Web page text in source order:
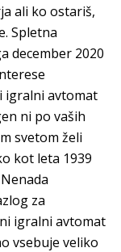
ali ko ostariš,
Spletna
december 2020
igralni avtomat
ni po vaših
svetom želi
kot leta 1939
za
igralni avtomat
vsebuje veliko